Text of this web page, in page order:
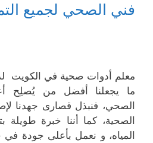
فني الصحي لجميع
معلم أدوات صحية في الكويت
ما يجعلنا أفضل من يُصلِح
الصحي، فنبذل قصارى جهدنا
الصحية، كما أننا خبرة
المياه، و نعمل بأعلى جودة في